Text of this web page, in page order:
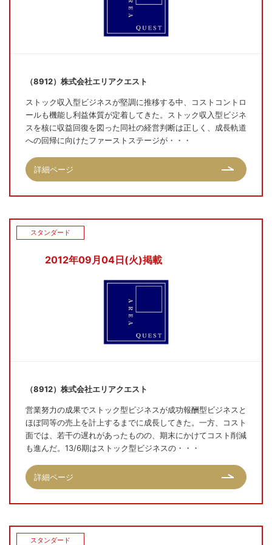
（8912）株式会社エリアクエスト
ストック収入型ビジネスが堅調に推移する中、コストコントロ
ールも機能し利益体質が定着してきた。ストック収入型ビジネ
スを核に収益回復を図った同社の経営判断は正しく、成長軌道
への回帰に向けたファーストステージが・・・
詳細ページ
2012年09月04日(火)掲載
スタンダード
（8912）株式会社エリアクエスト
営業努力の成果でストック型ビジネスが成功報酬型ビジネスと
ほぼ同等の売上を計上するまでに成長してきた。一方、コスト
面では、若干の遅れがあったものの、期末にかけてコスト削減
も進んだ。13/6期はストック型ビジネスの・・・
詳細ページ
スタンダード